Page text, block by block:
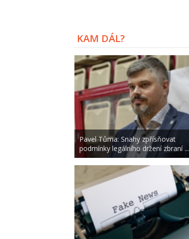
KAM DÁL?
Pavel Tůma: Snahy zpřísňovat
podmínky legálního držení zbraní ...